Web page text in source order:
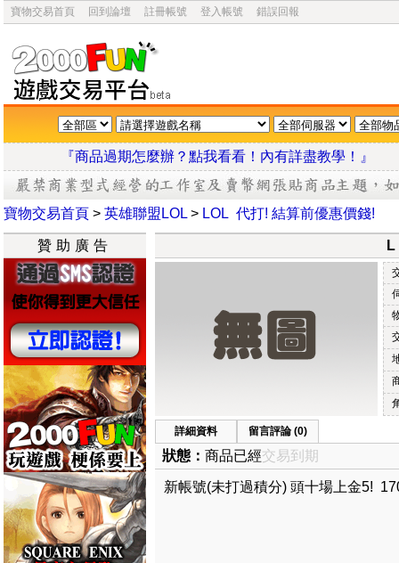
寶物交易首頁 回到論壇 註冊帳號 登入帳號 錯誤回報
『商品過期怎麼辦？點我看看！內有詳盡教學
寶物交易首頁> 英雄聯盟LOL> LOL 代打! 結算前優惠價錢!
贊助廣告
詳細資料 留言評論 (0)
狀態： 商品已經交易到期
新帳號(未打過積分) 頭十場上金5!